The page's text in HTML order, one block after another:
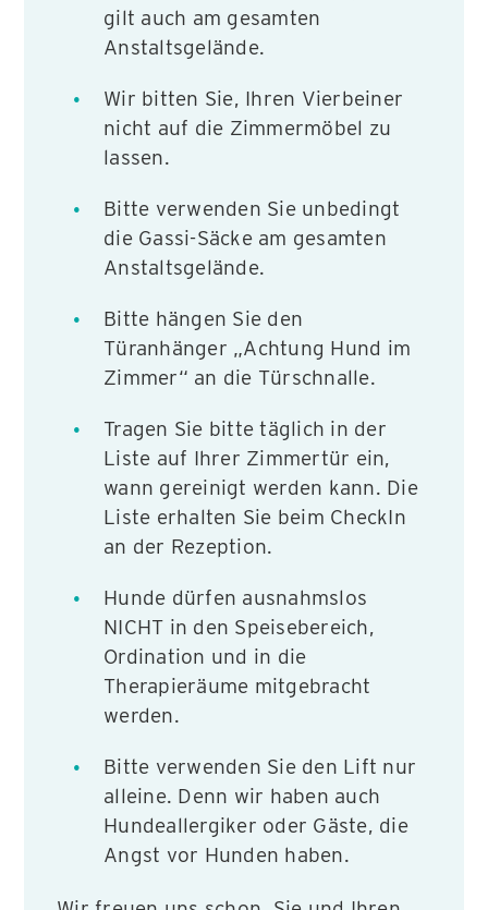
gilt auch am gesamten
Anstaltsgelände.
Wir bitten Sie, Ihren Vierbeiner
nicht auf die Zimmermöbel zu
lassen.
Bitte verwenden Sie unbedingt
die Gassi-Säcke am gesamten
Anstaltsgelände.
Bitte hängen Sie den
Türanhänger „Achtung Hund im
Zimmer“ an die Türschnalle.
Tragen Sie bitte täglich in der
Liste auf Ihrer Zimmertür ein,
wann gereinigt werden kann. Die
Liste erhalten Sie beim CheckIn
an der Rezeption.
Hunde dürfen ausnahmslos
NICHT in den Speisebereich,
Ordination und in die
Therapieräume mitgebracht
werden.
Bitte verwenden Sie den Lift nur
alleine. Denn wir haben auch
Hundeallergiker oder Gäste, die
Angst vor Hunden haben.